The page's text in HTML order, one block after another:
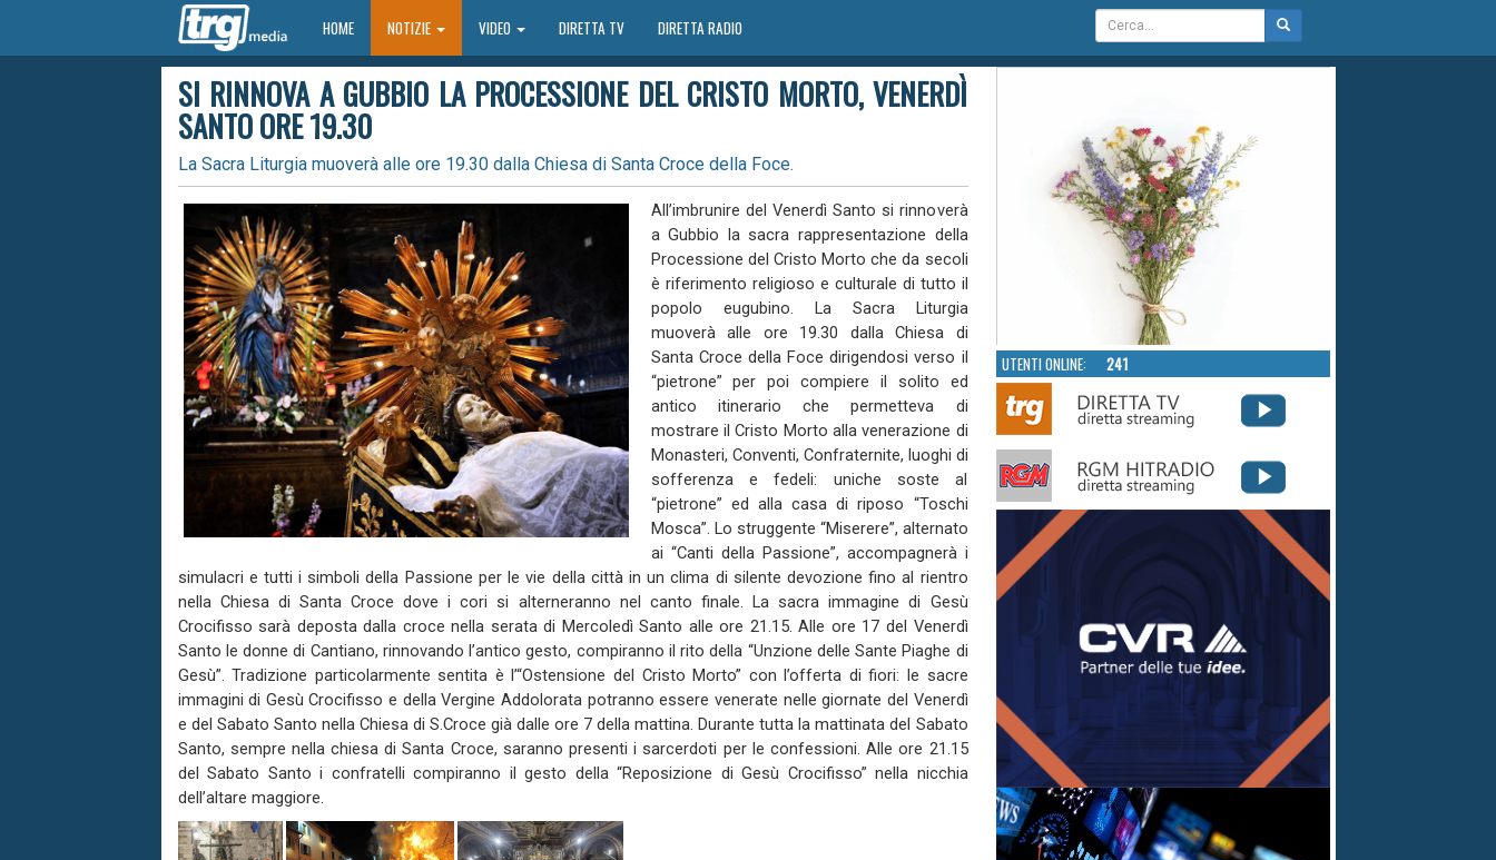
HOMEHOME NOTIZIE VIDEO DIRETTA TV DIRETTA RADIO
SI RINNOVA A GUBBIO LA PROCESSIONE DEL CRISTO MORTO, VENERDÌ
SANTO ORE 19.30
La Sacra Liturgia muoverà alle ore 19.30 dalla Chiesa di Santa Croce della Foce.
All’imbrunire del Venerdì Santo si rinnoverà
a Gubbio la sacra rappresentazione della
Processione del Cristo Morto che da secoli
è riferimento religioso e culturale di tutto il
popolo eugubino. La Sacra Liturgia
muoverà alle ore 19.30 dalla Chiesa di
Santa Croce della Foce dirigendosi verso il
“pietrone” per poi compiere il solito ed
antico itinerario che permetteva di
mostrare il Cristo Morto alla venerazione di
Monasteri, Conventi, Confraternite, luoghi di
sofferenza e fedeli: uniche soste al
“pietrone” ed alla casa di riposo “Toschi
Mosca”. Lo struggente “Miserere”, alternato
ai “Canti della Passione”, accompagnerà i
simulacri e tutti i simboli della Passione per le vie della città in un clima di silente devozione fino al rientro
nella Chiesa di Santa Croce dove i cori si alterneranno nel canto finale. La sacra immagine di Gesù
Crocifisso sarà deposta dalla croce nella serata di Mercoledì Santo alle ore 21.15. Alle ore 17 del Venerdì
Santo le donne di Cantiano, rinnovando l’antico gesto, compiranno il rito della “Unzione delle Sante Piaghe di
Gesù”. Tradizione particolarmente sentita è l’“Ostensione del Cristo Morto” con l’offerta di fiori: le sacre
immagini di Gesù Crocifisso e della Vergine Addolorata potranno essere venerate nelle giornate del Venerdì
e del Sabato Santo nella Chiesa di S.Croce già dalle ore 7 della mattina. Durante tutta la mattinata del Sabato
Santo, sempre nella chiesa di Santa Croce, saranno presenti i sarcerdoti per le confessioni. Alle ore 21.15
del Sabato Santo i confratelli compiranno il gesto della “Reposizione di Gesù Crocifisso” nella nicchia
dell’altare maggiore.
UTENTI ONLINE: 241